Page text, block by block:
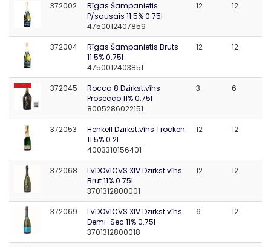
372002
Rīgas Šampanietis
P/sausais 11.5% 0.75l
4750012407859
12 12
372004
Rīgas Šampanietis Bruts
11.5% 0.75l
4750012403851
12 12
IESAKĀM 372045
Rocca 8 Dzirkst.vīns
Prosecco 11% 0.75l
8005286022151
3 6
372053
Henkell Dzirkst.vīns Trocken
11.5% 0.2l
4003310156401
12 12
372068
LVDOVICVS XIV Dzirkst.vīns
Brut 11% 0.75l
3701312800001
12 12
372069
LVDOVICVS XIV Dzirkst.vīns
Demi-Sec 11% 0.75l
3701312800018
6 12